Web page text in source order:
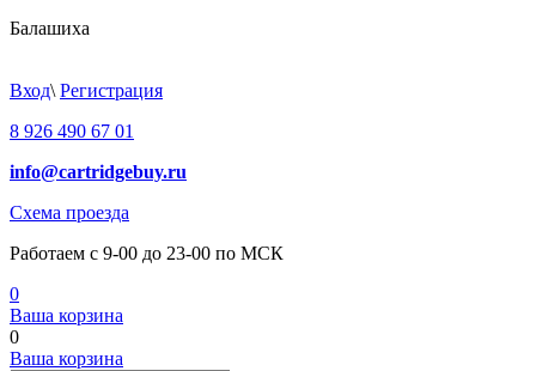
Балашиха
Вход\ Регистрация
8 926 490 67 01
info@cartridgebuy.ru
Схема проезда
Работаем с 9-00 до 23-00 по МСК
0
Ваша корзина
0
Ваша корзина